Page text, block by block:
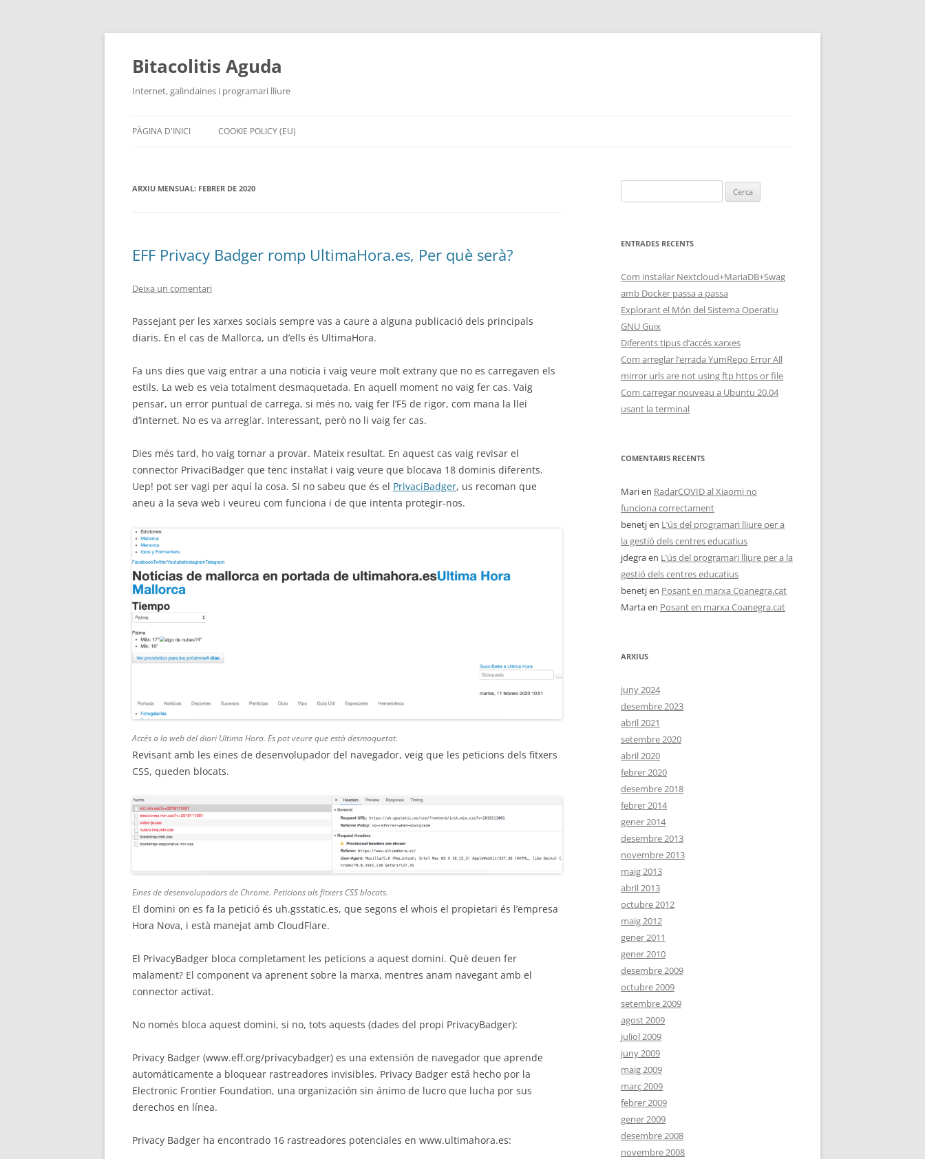
Vés
contingut
Bitacolitis Aguda
Internet, galindaines i programari lliure
PÀGINA D'INICI COOKIE POLICY (EU)
ARXIU MENSUAL: FEBRER DE 2020
EFF Privacy Badger romp UltimaHora.es, Per què serà?
Deixa un comentari
Passejant per les xarxes socials sempre vas a caure a alguna publicació dels principals
diaris. En el cas de Mallorca, un d’ells és UltimaHora.
Fa uns dies que vaig entrar a una noticia i vaig veure molt extrany que no es carregaven els
estils. La web es veia totalment desmaquetada. En aquell moment no vaig fer cas. Vaig
pensar, un error puntual de carrega, si més no, vaig fer l’F5 de rigor, com mana la llei
d’internet. No es va arreglar. Interessant, però no li vaig fer cas.
Dies més tard, ho vaig tornar a provar. Mateix resultat. En aquest cas vaig revisar el
connector PrivaciBadger que tenc instal·lat i vaig veure que blocava 18 dominis diferents.
Uep! pot ser vagi per aquí la cosa. Si no sabeu que és el PrivaciBadger, us recoman que
aneu a la seva web i veureu com funciona i de que intenta protegir-nos.
Accés a la web del diari Ultima Hora. Es pot veure que està desmaquetat.
Revisant amb les eines de desenvolupador del navegador, veig que les peticions dels fitxers
CSS, queden blocats.
Eines de desenvolupadors de Chrome. Peticions als fitxers CSS blocats.
El domini on es fa la petició és uh.gsstatic.es, que segons el whois el propietari és l’empresa
Hora Nova, i està manejat amb CloudFlare.
El PrivacyBadger bloca completament les peticions a aquest domini. Què deuen fer
malament? El component va aprenent sobre la marxa, mentres anam navegant amb el
connector activat.
No només bloca aquest domini, si no, tots aquests (dades del propi PrivacyBadger):
Privacy Badger (www.eff.org/privacybadger) es una extensión de navegador que aprende
automáticamente a bloquear rastreadores invisibles. Privacy Badger está hecho por la
Electronic Frontier Foundation, una organización sin ánimo de lucro que lucha por sus
derechos en línea.
Privacy Badger ha encontrado 16 rastreadores potenciales en www.ultimahora.es:
ENTRADES RECENTS
Com instal·lar Nextcloud+MariaDB+Swag
amb Docker passa a passa
Explorant el Món del Sistema Operatiu
GNU Guix
Diferents tipus d’accés xarxes
Com arreglar l’errada YumRepo Error All
mirror urls are not using ftp https or file
Com carregar nouveau a Ubuntu 20.04
usant la terminal
COMENTARIS RECENTS
Marien RadarCOVID al Xiaomi no
funciona correctament
benetjen L’ús del programari lliure per a
la gestió dels centres educatius
jdegraen L’ús del programari lliure per a la
gestió dels centres educatius
benetjen Posant en marxa Coanegra.cat
Martaen Posant en marxa Coanegra.cat
ARXIUS
juny 2024
desembre 2023
abril 2021
setembre 2020
abril 2020
febrer 2020
desembre 2018
febrer 2014
gener 2014
desembre 2013
novembre 2013
maig 2013
abril 2013
octubre 2012
maig 2012
gener 2011
gener 2010
desembre 2009
octubre 2009
setembre 2009
agost 2009
juliol 2009
juny 2009
maig 2009
març 2009
febrer 2009
gener 2009
desembre 2008
novembre 2008